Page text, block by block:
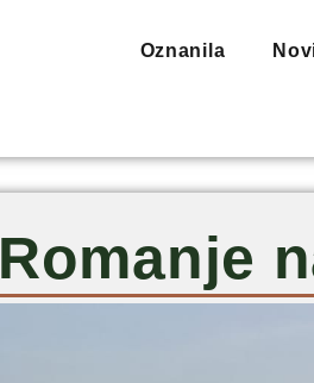
Oznanila
Romanje